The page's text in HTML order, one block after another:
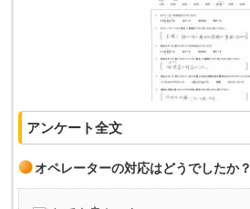
アンケート全文
オペレーターの対応はどうでしたか？